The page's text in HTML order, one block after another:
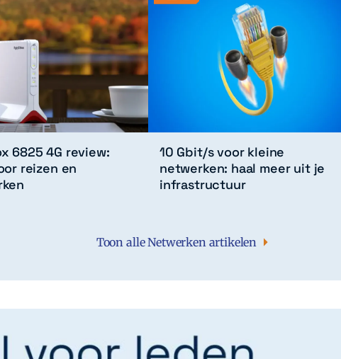
6825 4G review:
reizen en
10 Gbit/s voor kleine
netwerken: haal meer uit je
infrastructuur
Toon alle Netwerken artikelen